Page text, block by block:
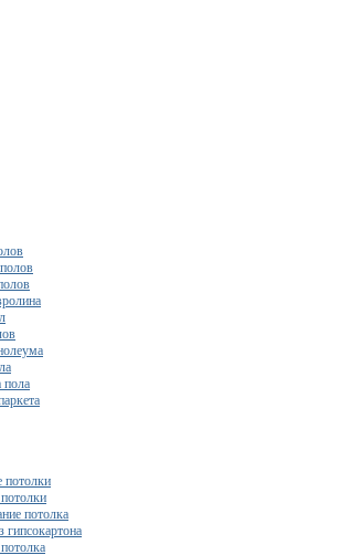
потолки
потолка
гипсокартона